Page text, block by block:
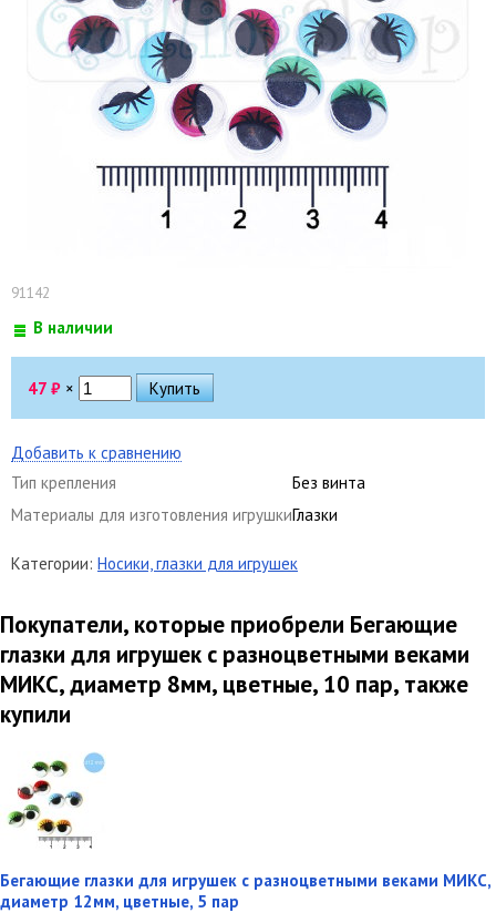
91142
В наличии
47 ₽ ×
Добавить к сравнению
Тип крепления
Без винта
Материалы для изготовления игрушкиГлазки
Категории: Носики, глазки для игрушек
Покупатели, которые приобрели Бегающие
глазки для игрушек с разноцветными веками
МИКС, диаметр 8мм, цветные, 10 пар, также
купили
Бегающие глазки для игрушек с разноцветными веками МИКС,
диаметр 12мм, цветные, 5 пар